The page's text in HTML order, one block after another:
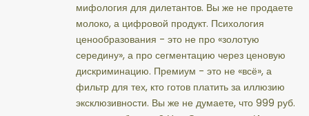
мифология для дилетантов. Вы же не продаете
молоко, а цифровой продукт. Психология
ценообразования - это не про «золотую
середину», а про сегментацию через ценовую
дискриминацию. Премиум - это не «всё», а
фильтр для тех, кто готов платить за иллюзию
эксклюзивности. Вы же не думаете, что 999 руб.